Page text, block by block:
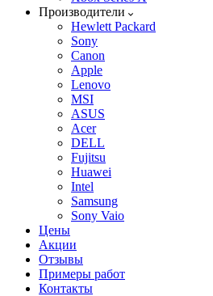
Производители
Hewlett Packard
Sony
Canon
Apple
Lenovo
MSI
ASUS
Acer
DELL
Fujitsu
Huawei
Intel
Samsung
Sony Vaio
Цены
Акции
Отзывы
Примеры работ
Контакты